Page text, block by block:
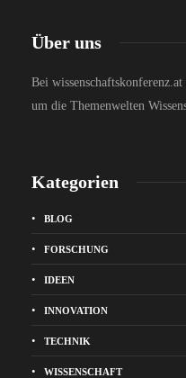
Über uns
Bei
um die Themenwelten
Kategorien
BLOG
FORSCHUNG
IDEEN
INNOVATION
TECHNIK
WISSENSCHAFT